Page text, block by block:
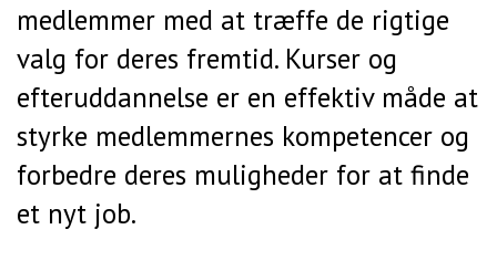
medlemmer med at træffe de rigtige
valg for deres fremtid. Kurser og
efteruddannelse er en effektiv måde at
styrke medlemmernes kompetencer og
forbedre deres muligheder for at finde
et nyt job.